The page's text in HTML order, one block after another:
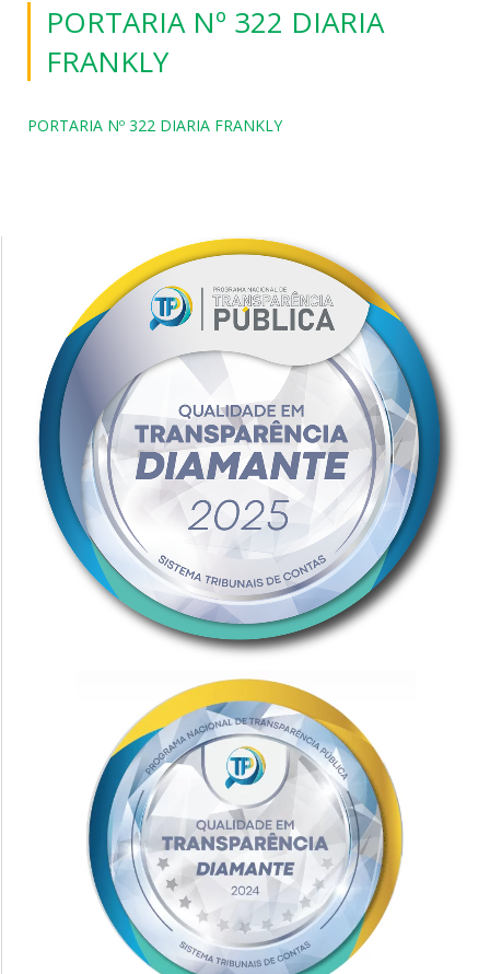
PORTARIA Nº 322 DIARIA
FRANKLY
PORTARIA Nº 322 DIARIA FRANKLY